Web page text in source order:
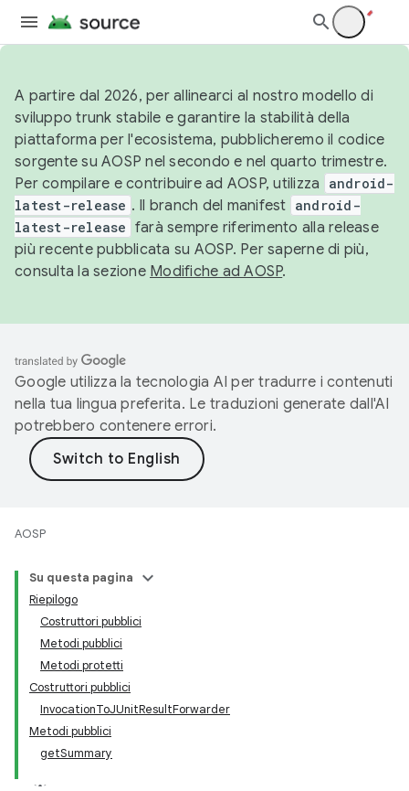
A partire dal 2026, per allinearci al nostro modello di
sviluppo trunk stabile e garantire la stabilità della
piattaforma per l'ecosistema, pubblicheremo il codice
sorgente su AOSP nel secondo e nel quarto trimestre.
Per compilare e contribuire ad AOSP, utilizza
android-
latest-release . Il branch del manifest android-
latest-release farà sempre riferimento alla release
più recente pubblicata su AOSP. Per saperne di più,
consulta la sezione Modifiche ad AOSP.
Google utilizza la tecnologia AI per tradurre i contenuti
nella tua lingua preferita. Le traduzioni generate dall'AI
potrebbero contenere errori.
AOSP
Su questa pagina
Riepilogo
Costruttori pubblici
Metodi pubblici
Metodi protetti
Costruttori pubblici
InvocationToJUnitResultForwarder
Metodi pubblici
getSummary